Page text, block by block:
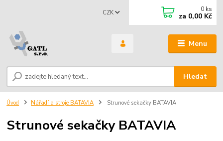
Menu
CZK
Hledat
0 ks
za 0,00 Kč
Úvod Nářadí a stroje BATAVIA Strunové sekačky BATAVIA
Strunové sekačky BATAVIA